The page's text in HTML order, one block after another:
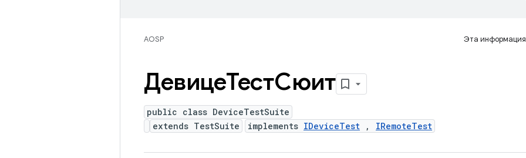
AOSP Эта информация
ДевицеТестСюит
public class DeviceTestSuite
extends TestSuite
implements IDeviceTest , IRemoteTest